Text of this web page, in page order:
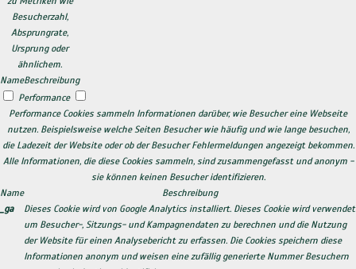
Besucherzahl,
Absprungrate,
Ursprung oder
ähnlichem.
NameBeschreibung
Performance
Performance Cookies sammeln Informationen darüber, wie Besucher eine Webseite
nutzen. Beispielsweise welche Seiten Besucher wie häufig und wie lange besuchen,
die Ladezeit der Website oder ob der Besucher Fehlermeldungen angezeigt bekommen.
Alle Informationen, die diese Cookies sammeln, sind zusammengefasst und anonym -
sie können keinen Besucher identifizieren.
Name
Beschreibung
_ga
Dieses Cookie wird von Google Analytics installiert. Dieses Cookie wird verwendet
um Besucher-, Sitzungs- und Kampagnendaten zu berechnen und die Nutzung
der Website für einen Analysebericht zu erfassen. Die Cookies speichern diese
Informationen anonym und weisen eine zufällig generierte Nummer Besuchern